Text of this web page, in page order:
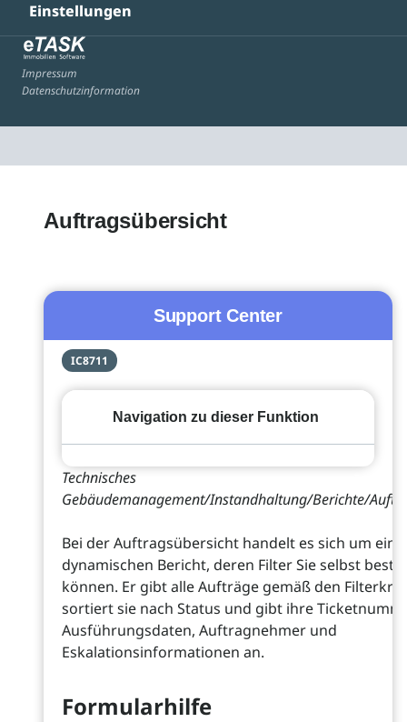
Einstellungen
Impressum
Datenschutzinformation
Auftragsübersicht
Support Center
IC8711
Navigation zu dieser Funktion
Technisches
Gebäudemanagement/Instandhaltung/Berichte/
Bei der Auftragsübersicht handelt es sich um
dynamischen Bericht, deren Filter Sie selbst
können. Er gibt alle Aufträge gemäß den
sortiert sie nach Status und gibt ihre
Ausführungsdaten, Auftragnehmer und
Eskalationsinformationen an.
Formularhilfe